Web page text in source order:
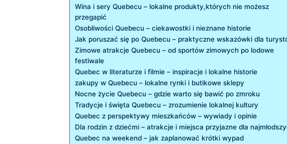
Wina i sery Quebecu – lokalne produkty,których nie możesz
przegapić
Osobliwości Quebecu – ciekawostki i nieznane historie
Jak poruszać się po Quebecu – praktyczne wskazówki dla
Zimowe atrakcje Quebecu – od sportów zimowych po lodowe
festiwale
Quebec w literaturze i filmie – inspiracje i lokalne historie
zakupy w Quebecu – lokalne rynki i butikowe sklepy
Nocne życie Quebecu – gdzie warto się bawić po zmroku
Tradycje i święta Quebecu – zrozumienie lokalnej kultury
Quebec z perspektywy mieszkańców – wywiady i opinie
Dla rodzin z dziećmi – atrakcje i miejsca przyjazne dla
Quebec na weekend – jak zaplanować krótki wypad